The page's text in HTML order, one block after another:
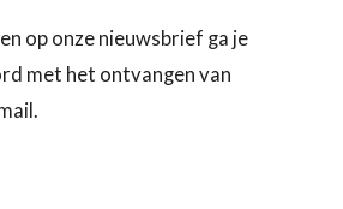
op onze nieuwsbrief ga je
met het ontvangen van